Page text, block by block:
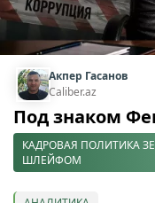
Акпер Гасанов
Caliber.az
Под знаком
КАДРОВАЯ ПОЛИТИКА
ШЛЕЙФОМ